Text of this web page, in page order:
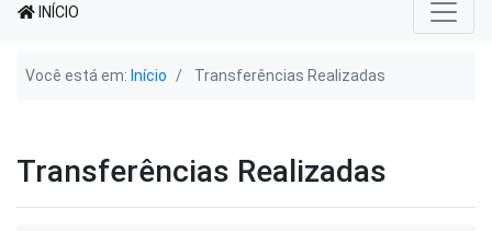
INÍCIO
Você está em: Início Transferências Realizadas
Transferências Realizadas